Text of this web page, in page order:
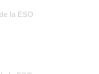
la ESO